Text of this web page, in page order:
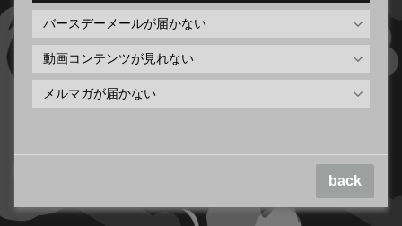
バースデーメールが届かない
動画コンテンツが見れない
メルマガが届かない
back